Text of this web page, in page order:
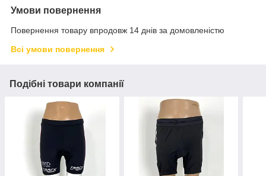
Умови повернення
Повернення товару впродовж 14 днів за домовленістю
Всі умови повернення
Подібні товари компанії